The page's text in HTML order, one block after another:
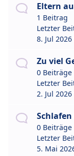
Eltern
1 Beitrag
Letzter
8. Jul
Zu viel
0 Beiträge
Letzter
2. Jul
0 Beiträge
Letzter
5. Mai